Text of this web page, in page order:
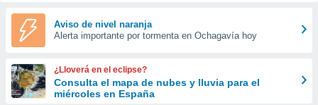
y
forma
digital
basada
Aviso de nivel naranja
Alerta importante por tormenta en Ochagavía hoy
¿Lloverá en el eclipse?
Consulta el mapa de nubes y lluvia para el
miércoles en España